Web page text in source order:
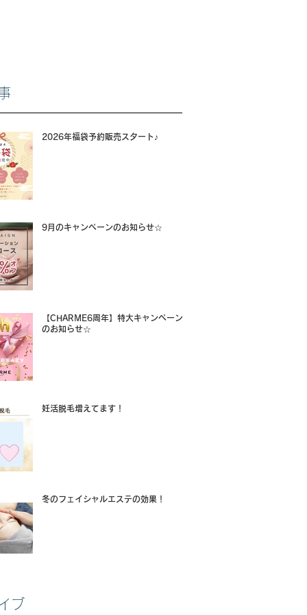
2026年福袋予約販売スタート♪
9月のキャンペーンのお知らせ☆
【CHARME6周年】特大キャンペーン
のお知らせ☆
妊活脱毛増えてます！
冬のフェイシャルエステの効果！
ブ